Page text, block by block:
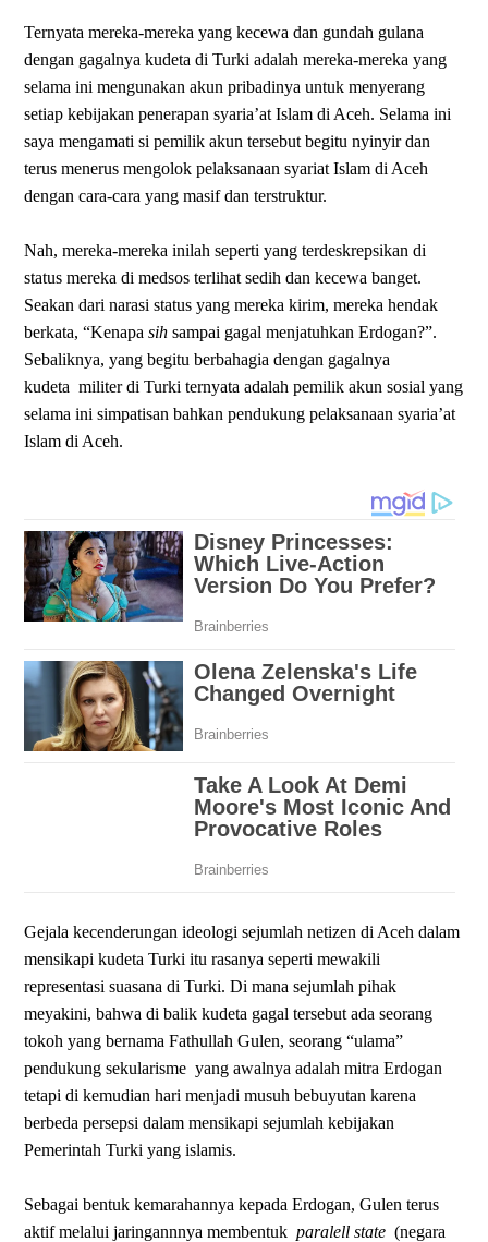
Ternyata mereka-mereka yang kecewa dan gundah gulana
dengan gagalnya kudeta di Turki adalah mereka-mereka yang
selama ini mengunakan akun pribadinya untuk menyerang
setiap kebijakan penerapan syaria’at Islam di Aceh. Selama ini
saya mengamati si pemilik akun tersebut begitu nyinyir dan
terus menerus mengolok pelaksanaan syariat Islam di Aceh
dengan cara-cara yang masif dan terstruktur.
Nah, mereka-mereka inilah seperti yang terdeskrepsikan di
status mereka di medsos terlihat sedih dan kecewa banget.
Seakan dari narasi status yang mereka kirim, mereka hendak
berkata, “Kenapa sih sampai gagal menjatuhkan Erdogan?”.
Sebaliknya, yang begitu berbahagia dengan gagalnya
kudeta militer di Turki ternyata adalah pemilik akun sosial yang
selama ini simpatisan bahkan pendukung pelaksanaan syaria’at
Islam di Aceh.
Gejala kecenderungan ideologi sejumlah netizen di Aceh dalam
mensikapi kudeta Turki itu rasanya seperti mewakili
representasi suasana di Turki. Di mana sejumlah pihak
meyakini, bahwa di balik kudeta gagal tersebut ada seorang
tokoh yang bernama Fathullah Gulen, seorang “ulama”
pendukung sekularisme yang awalnya adalah mitra Erdogan
tetapi di kemudian hari menjadi musuh bebuyutan karena
berbeda persepsi dalam mensikapi sejumlah kebijakan
Pemerintah Turki yang islamis.
Sebagai bentuk kemarahannya kepada Erdogan, Gulen terus
aktif melalui jaringannnya membentuk paralell state (negara